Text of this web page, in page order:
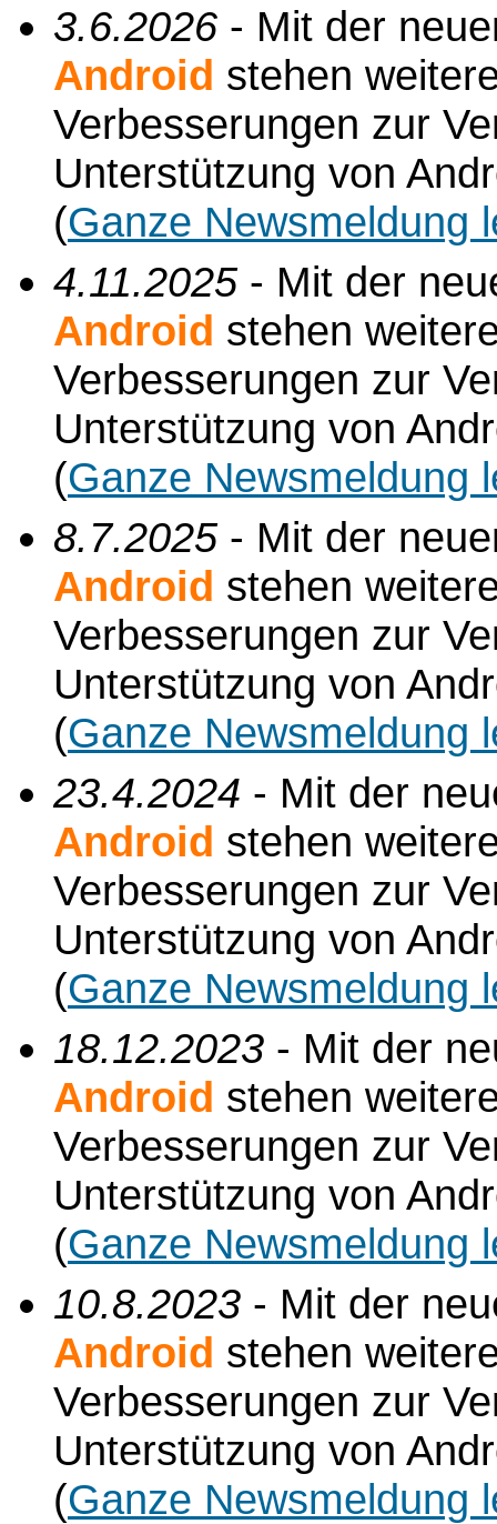
3.6.2026 - Mit der
Android stehen
Verbesserungen zur
Unterstützung von
(Ganze Newsmeldung
4.11.2025- Mit der
Android stehen
Verbesserungen zur
Unterstützung von
(Ganze Newsmeldung
8.7.2025- Mit der
Android stehen
Verbesserungen zur
Unterstützung von
(Ganze Newsmeldung
23.4.2024 - Mit der
Android stehen
Verbesserungen zur
Unterstützung von
(Ganze Newsmeldung
18.12.2023 - Mit der
Android stehen
Verbesserungen zur
Unterstützung von
(Ganze Newsmeldung
10.8.2023 - Mit der
Android stehen
Verbesserungen zur
Unterstützung von
(Ganze Newsmeldung